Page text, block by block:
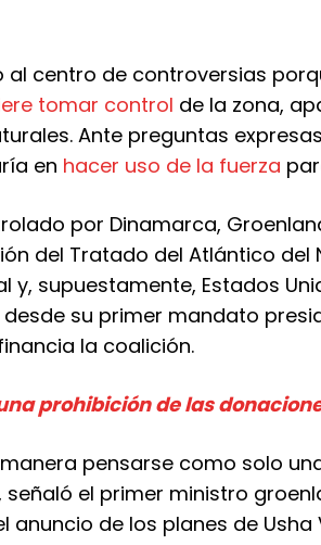
al centro de controversias
tomar control de la zona,
Ante preguntas
en hacer uso de la fuerza
por Dinamarca,
del Tratado del Atlántico del
y, supuestamente, Estados
desde su primer mandato
la coalición.
prohibición de las
pensarse como solo
el primer ministro
anuncio de los planes de Usha